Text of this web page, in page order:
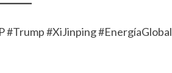
#XiJinping #EnergíaGlobal